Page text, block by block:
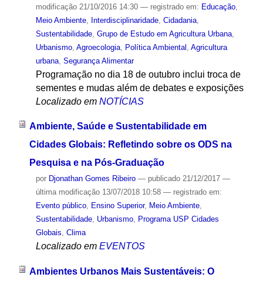
modificação21/10/2016 14:30 — registrado em: Educação,
Meio Ambiente, Interdisciplinaridade, Cidadania,
Sustentabilidade, Grupo de Estudo em Agricultura Urbana,
Urbanismo, Agroecologia, Política Ambiental Agricultura
urbana, Segurança Alimentar
Programação no dia 18 de outubro inclui troca de
sementes e mudas além de debates e exposições
Localizado em NOTÍCIAS
Ambiente, Saúde e Sustentabilidade em
Cidades Globais: Refletindo sobre os ODS na
Pesquisa e na Pós-Graduação
por Djonathan Gomes Ribeiro — publicado21/12/2017 —
última modificação13/07/2018 10:58 — registrado em:
Evento público, Ensino Superior, Meio Ambiente,
Sustentabilidade, Urbanismo, Programa USP Cidades
Globais, Clima
Localizado em EVENTOS
Ambientes Urbanos Mais Sustentáveis: O